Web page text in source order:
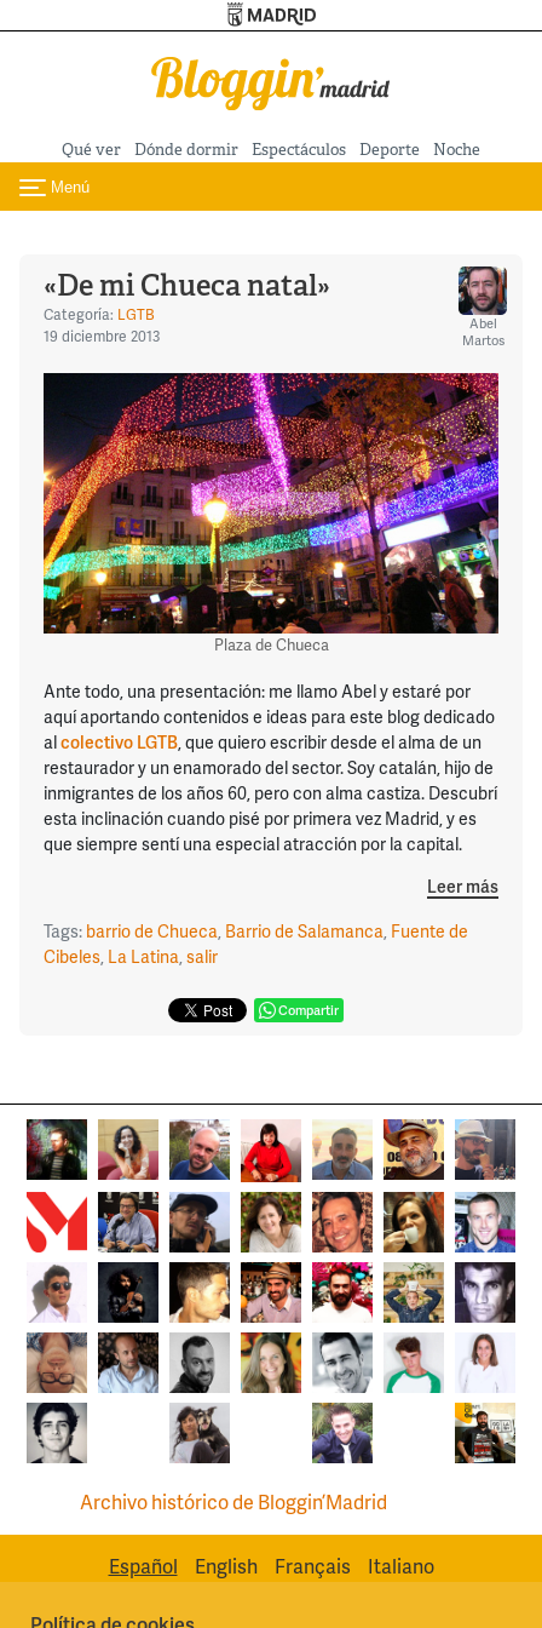
Pasar al contenido principal
Qué ver Dónde dormir Espectáculos Deporte Noche
Toggle navigation
Menú
«De mi Chueca natal»
Categoría: LGTB
19 diciembre 2013
Abel
Martos
Plaza de Chueca
Ante todo, una presentación: me llamo Abel y estaré por
aquí aportando contenidos e ideas para este blog dedicado
alcolectivo LGTB, que quiero escribir desde el alma de un
restaurador y un enamorado del sector. Soy catalán, hijo de
inmigrantes de los años 60, pero con alma castiza. Descubrí
esta inclinación cuando pisé por primera vez Madrid, y es
que siempre sentí una especial atracción por la capital.
Leer más
Tags: barrio de Chueca, Barrio de Salamanca, Fuente de
Cibeles, La Latina,salir
Compartir
Archivo histórico de Bloggin’Madrid
Español English Français Italiano